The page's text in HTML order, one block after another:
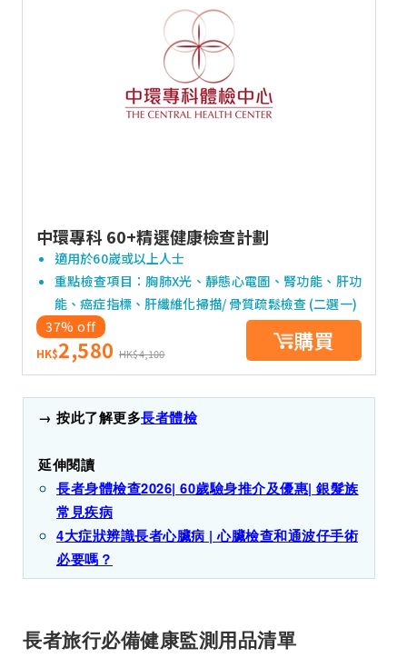
中環專科 60+精選健康檢查計劃
適用於60嵗或以上人士
重點檢查項目：胸肺X光、靜態心電圖、腎功能、肝功
能、癌症指標、肝纖維化掃描/ 骨質疏鬆檢查 (二選一)
37% off
HK$2,580 HK$4,100 購買
→ 按此了解更多長者體檢
延伸閱讀
長者身體檢查2026| 60歲驗身推介及優惠| 銀髮族
常見疾病
4大症狀辨識長者心臟病 | 心臟檢查和通波仔手術
必要嗎？
長者旅行必備健康監測用品清單